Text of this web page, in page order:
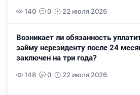
140 0 22 июля 2026
Возникает ли обязанность
займу нерезиденту после 24
заключен на три года?
148 0 22 июля 2026